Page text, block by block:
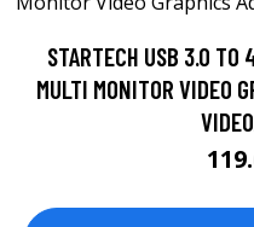
STARTECH USB 3.0 TO
MULTI MONITOR VIDEO